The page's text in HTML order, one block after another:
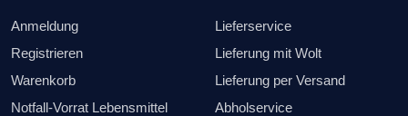
Anmeldung
Registrieren
Warenkorb
Notfall-Vorrat Lebensmittel
Lieferservice
Lieferung mit Wolt
Lieferung per Versand
Abholservice